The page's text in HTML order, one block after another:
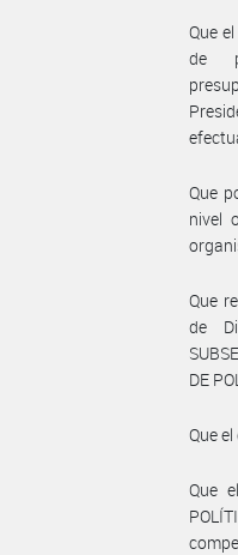
Que
de
Que
nivel
Que
de
DE
Que
Que